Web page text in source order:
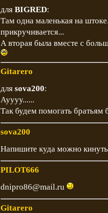
для BIGRED:
Там одна маленькая на
прикручивается...
А вторая была вместе с
Gitarero
для sova200:
Ауууу......
Так будем помогать братьям
sova200
Напишите куда можно
PILOT666
dnipro86@mail.ru
Gitarero